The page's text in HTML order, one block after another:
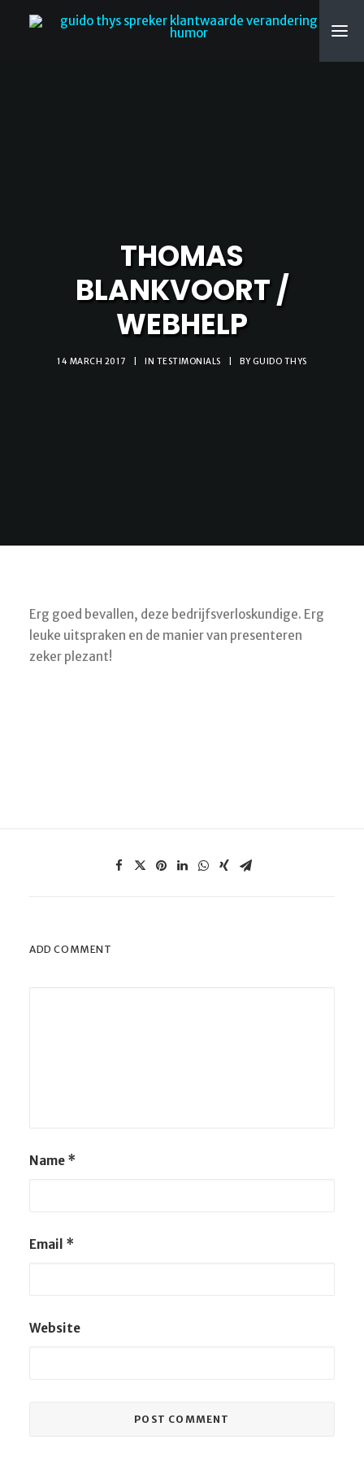
THOMAS
BLANKVOORT /
WEBHELP
14 MARCH 2017 IN TESTIMONIALS BYGUIDO THYS
Erg goed bevallen, deze bedrijfsverloskundige. Erg
leuke uitspraken en de manier van presenteren
zeker plezant!
ADD COMMENT
Name *
Email *
Website